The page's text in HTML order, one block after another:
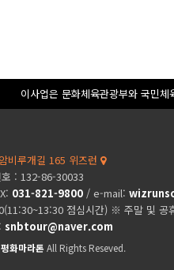
이사업은 문화체육관광부와 국민
비루개길 165 위즈런
: 132-86-30033
031-821-9800 / e-mail:
점심시간) ※ 주말 및 공
snbtour@naver.com
화마라톤All Rights Reseved.